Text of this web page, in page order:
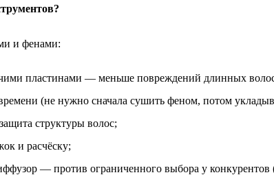
и фенами:
пластинами — меньше повреждений длинных
(не нужно сначала сушить феном, потом
структуры волос;
и расчёску;
— против ограниченного выбора у конкурентов